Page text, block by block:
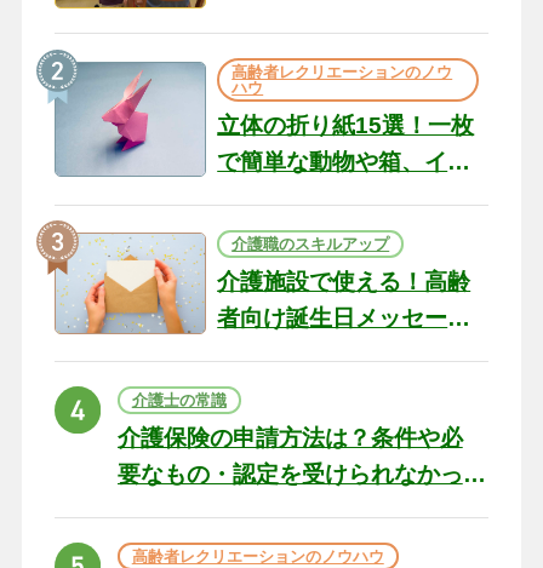
の現場から（22）
高齢者レクリエーションのノウ
ハウ
立体の折り紙15選！一枚
で簡単な動物や箱、イン
介護職のスキルアップ
介護施設で使える！高齢
者向け誕生日メッセージ
ト
介護士の常識
介護保険の申請方法は？条件や必
要なもの・認定を受けられなかっ
高齢者レクリエーションのノウハウ